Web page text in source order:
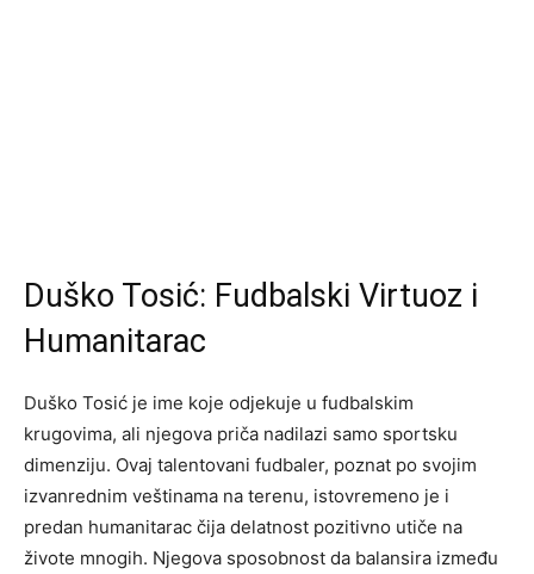
Duško Tosić: Fudbalski Virtuoz i
Humanitarac
Duško Tosić je ime koje odjekuje u fudbalskim
krugovima, ali njegova priča nadilazi samo sportsku
dimenziju. Ovaj talentovani fudbaler, poznat po svojim
izvanrednim veštinama na terenu, istovremeno je i
predan humanitarac čija delatnost pozitivno utiče na
živote mnogih. Njegova sposobnost da balansira između